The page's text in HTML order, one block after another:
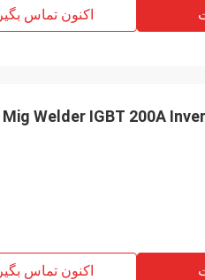
اکنون تماس
Welder IGBT 200A
اکنون تماس